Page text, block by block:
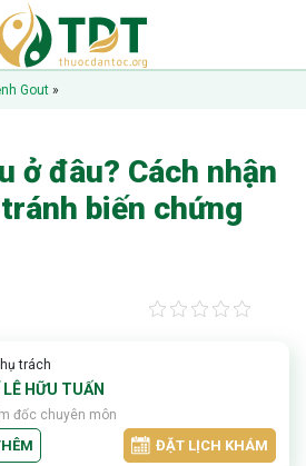
Gout »
ở đâu? Cách nhận
biến chứng
trách
LÊ HỮU TUẤN
đốc chuyên môn
ĐẶT LỊCH KHÁM